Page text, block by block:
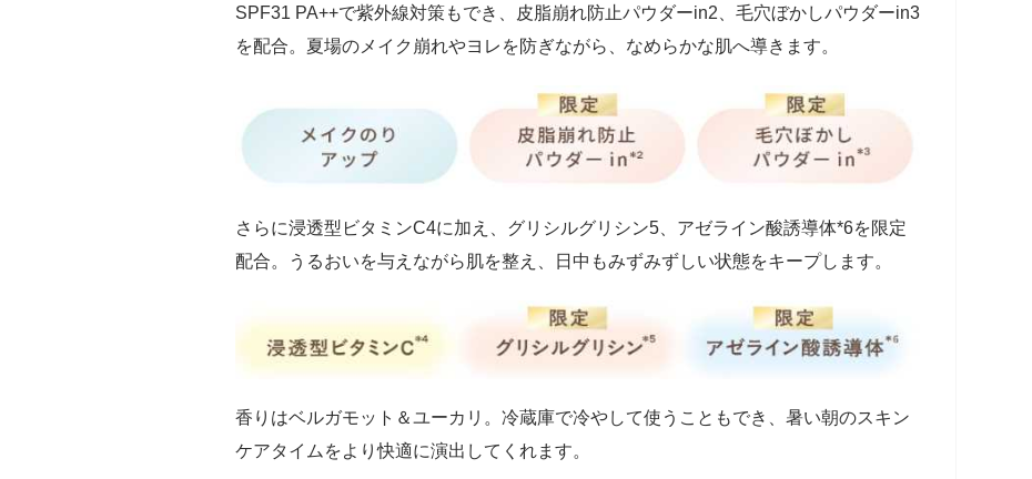
SPF31 PA++で紫外線対策もでき、皮脂崩れ防止パウダーin2、毛穴ぼかしパウダーin3
を配合。夏場のメイク崩れやヨレを防ぎながら、なめらかな肌へ導きます。
さらに浸透型ビタミンC4に加え、グリシルグリシン5、アゼライン酸誘導体*6を限定
配合。うるおいを与えながら肌を整え、日中もみずみずしい状態をキープします。
香りはベルガモット＆ユーカリ。冷蔵庫で冷やして使うこともでき、暑い朝のスキン
ケアタイムをより快適に演出してくれます。